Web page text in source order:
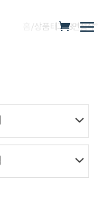
/ 상품 태그 “3면접착”